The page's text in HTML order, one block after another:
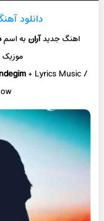
دانلود
اهنگ جدیدآرانبه اسم
موزیک +
+ Lyrics Music /